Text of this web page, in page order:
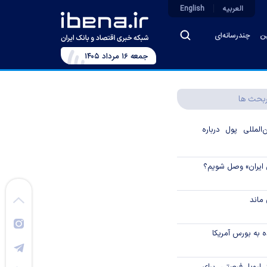
چندرسانه‌ای
العربیه English
جمعه ۱۶ مرداد ۱۴۰۵
ها
پول درباره
وصل شویم؟
به بورس آمریکا